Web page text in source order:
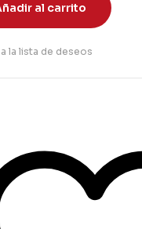
al carrito
la lista de deseos